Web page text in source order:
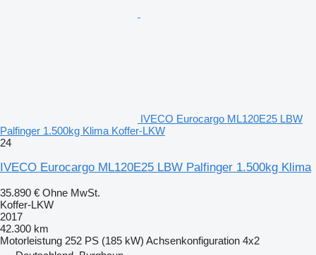
IVECO Eurocargo ML120E25 LBW
Palfinger 1.500kg Klima Koffer-LKW
24
IVECO Eurocargo ML120E25 LBW Palfinger 1.500kg Klima
35.890 € Ohne MwSt.
Koffer-LKW
2017
42.300 km
Motorleistung 252 PS (185 kW) Achsenkonfiguration 4x2